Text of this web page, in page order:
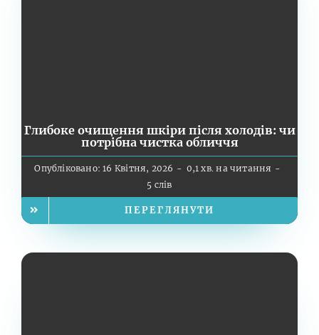
Глибоке очищення шкіри після холодів: чи
потрібна чистка обличчя
Опубліковано: 16 Квітня, 2026 - 0,1 хв. на читання -
5 слів
ПЕРЕГЛЯНУТИ